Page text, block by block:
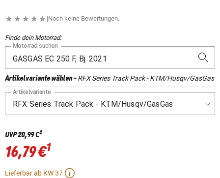
|Noch keine Bewertungen.
Finde dein Motorrad:
Motorrad suchen
Artikelvariante wählen-RFX Series Track Pack - KTM/Husqv/GasGas
Artikelvariante
UVP20,99 €2
16,79 €1
Lieferbar ab KW 37